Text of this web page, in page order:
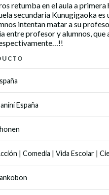
retumba en el aula a primera
secundaria Kunugigaoka es
intentan matar a su
entre profesor y alumnos, que
España
| Comedia | Vida Escolar |